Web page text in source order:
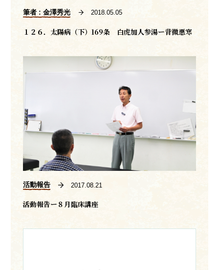
筆者 : 金澤秀光 2018.05.05
１２６．太陽病（下）169条 白虎加人参湯ー背微悪寒
活動報告 2017.08.21
活動報告ー８月臨床講座